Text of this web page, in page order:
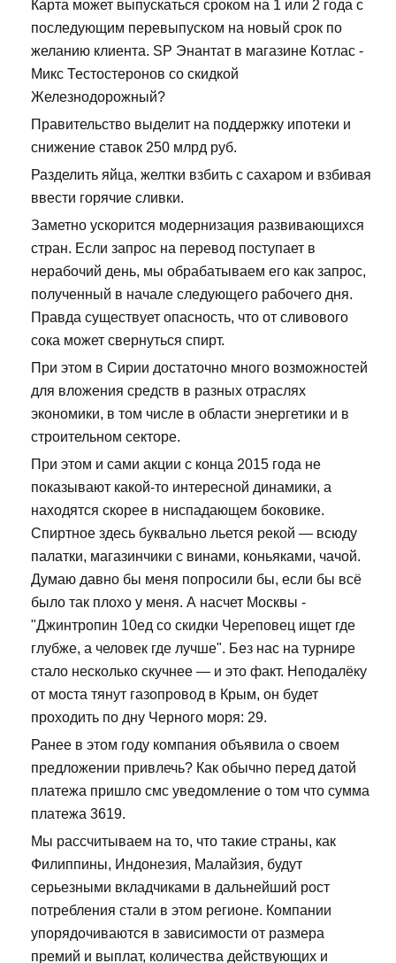
Карта может выпускаться сроком на 1 или 2 года с
последующим перевыпуском на новый срок по
желанию клиента. SP Энантат в магазине Котлас -
Микс Тестостеронов со скидкой
Железнодорожный?
Правительство выделит на поддержку ипотеки и
снижение ставок 250 млрд руб.
Разделить яйца, желтки взбить с сахаром и взбивая
ввести горячие сливки.
Заметно ускорится модернизация развивающихся
стран. Если запрос на перевод поступает в
нерабочий день, мы обрабатываем его как запрос,
полученный в начале следующего рабочего дня.
Правда существует опасность, что от сливового
сока может свернуться спирт.
При этом в Сирии достаточно много возможностей
для вложения средств в разных отраслях
экономики, в том числе в области энергетики и в
строительном секторе.
При этом и сами акции с конца 2015 года не
показывают какой-то интересной динамики, а
находятся скорее в ниспадающем боковике.
Спиртное здесь буквально льется рекой — всюду
палатки, магазинчики с винами, коньяками, чачой.
Думаю давно бы меня попросили бы, если бы всё
было так плохо у меня. А насчет Москвы -
"Джинтропин 10ед со скидки Череповец ищет где
глубже, а человек где лучше". Без нас на турнире
стало несколько скучнее — и это факт. Неподалёку
от моста тянут газопровод в Крым, он будет
проходить по дну Черного моря: 29.
Ранее в этом году компания объявила о своем
предложении привлечь? Как обычно перед датой
платежа пришло смс уведомление о том что сумма
платежа 3619.
Мы рассчитываем на то, что такие страны, как
Филиппины, Индонезия, Малайзия, будут
серьезными вкладчиками в дальнейший рост
потребления стали в этом регионе. Компании
упорядочиваются в зависимости от размера
премий и выплат, количества действующих и